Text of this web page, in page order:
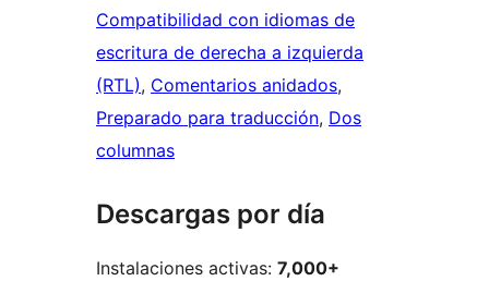
Compatibilidad con idiomas de
escritura de derecha a izquierda
(RTL), Comentarios anidados
Preparado para traducción, Dos
columnas
Descargas por día
Instalaciones activas: 7,000+